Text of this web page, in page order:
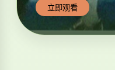
立即观看